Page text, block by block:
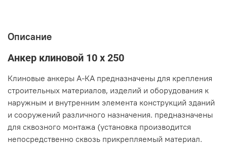
Описание
Анкер клиновой 10 x 250
Клиновые анкеры А-КА предназначены для крепления
строительных материалов, изделий и оборудования к
наружным и внутренним элемента конструкций зданий
и сооружений различного назначения. предназначены
для сквозного монтажа (установка производится
непосредственно сквозь прикрепляемый материал.